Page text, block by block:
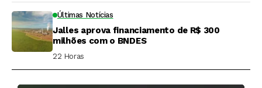
Últimas Notícias
Jalles aprova financiamento de R$ 300
milhões com o BNDES
22 Horas ⁮